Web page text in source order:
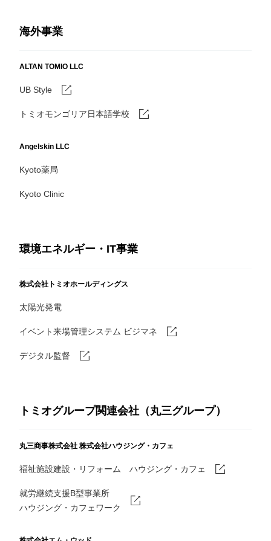
海外事業
ALTAN TOMIO LLC
UB Style
トミオモンゴリア日本語学校
Angelskin LLC
Kyoto薬局
Kyoto Clinic
環境エネルギー・IT事業
株式会社トミオホールディングス
太陽光発電
イベント来場管理システム ビジマネ
デジタル監督
トミオグループ関連会社（丸三グループ）
丸三商事株式会社 株式会社ハウジング・カフェ
福祉施設建設・リフォーム ハウジング・カフェ
就労継続支援B型事業所
ハウジング・カフェワーク